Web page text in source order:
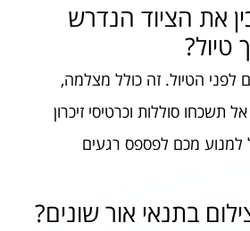
את הציוד הנדרש
טיול?
לפני הטיול. זה כולל מצלמה,
תשכחו סוללות וכרטיסי זיכרון
למנוע מכם לפספס רגעים
בתנאי אור שונים?